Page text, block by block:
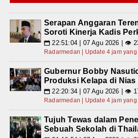
Serapan Anggaran
Soroti Kinerja Kadis
📅 22:51:04 | 07 Agu 2026 | 👁
Radarmedan | Update 4 jam
Gubernur Bobby
Produksi Kelapa di Nias
📅 22:20:34 | 07 Agu 2026 | 👁
Radarmedan | Update 4 jam
Tujuh Tewas dalam
Sebuah Sekolah di